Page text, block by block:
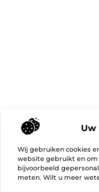
Uw
Wij gebruiken cookies
website gebruikt en om
bijvoorbeeld
meten. Wilt u meer